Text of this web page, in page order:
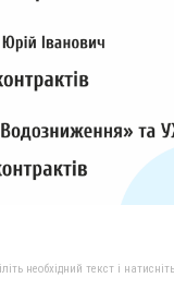
необхідний текст і